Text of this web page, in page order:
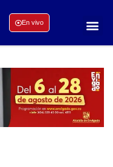
En vivo